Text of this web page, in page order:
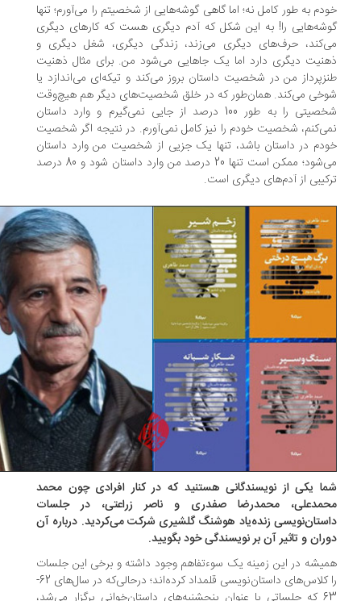
به طور کامل نه؛ اما گاهی گوشه‌هایی از شخصیتم را می‌آورم؛ تنها
را! به این شکل که آدم دیگری هست که کارهای دیگری
حرف‌های دیگری می‌زند، زندگی دیگری، شغل دیگری و
دیگری دارد اما یک جاهایی می‌شود من. برای مثال ذهنیت
من در شخصیت داستان بروز می‌کند و تیکه‌ای می‌اندازد یا
می‌کند. همان‌طور که در خلق شخصیت‌های دیگر هم هیچ‌وقت
شخصیتی را به طور 100 درصد از جایی نمی‌گیرم و وارد داستان
شخصیت خودم را نیز کامل نمی‌آورم. در نتیجه اگر شخصیت
در داستان باشد، تنها یک جزیی از شخصیت من وارد داستان
می‌شود؛ ممکن است تنها 20 درصد من وارد داستان شود و 80 درصد
از آدم‌های دیگری است.
یکی از نویسندگانی هستنید که در کنار افرادی چون محمد
محمدرضا صفدری و ناصر زراعتی، در جلسات
زنده‌یاد هوشنگ گلشیری شرکت می‌کردید. درباره آن
و تاثیر آن بر نویسندگی خود بگویید.
در این زمینه یک سوءتفاهم وجود داشته و برخی این جلسات
را کلاس‌های داستان‌نویسی قلمداد کرده‌اند؛ درحالی‌که در سال‌های 62-